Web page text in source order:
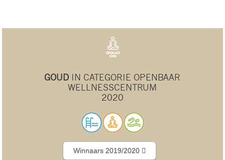
GOUD IN CATEGORIE OPENBAAR
WELLNESSCENTRUM
2020
Winnaars 2019/2020